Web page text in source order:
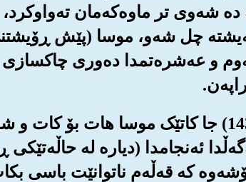
ده شه‌وی تر ماوه‌که‌مان ته‌واوکرد،
چل شه‌و، موسا (پێش
و عه‌شره‌تمدا ده‌وری چاکسازی
(143) جا کاتێک موسا هات بۆ کات
ئه‌نجامدا (دیاره له
که قه‌ڵه‌م ناتوانێت باسی